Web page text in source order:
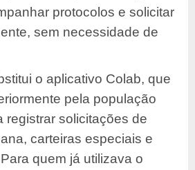
protocolos e solicitar
sem necessidade de
o aplicativo Colab, que
pela população
registrar solicitações de
carteiras especiais e
quem já utilizava o